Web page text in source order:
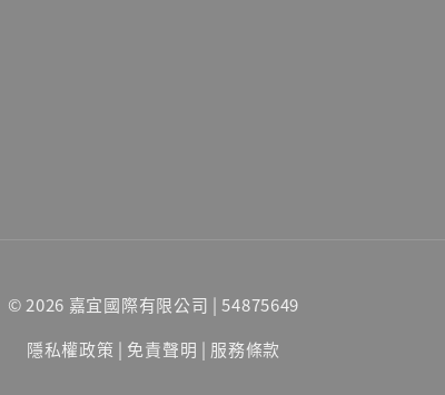
© 2026 嘉宜國際有限公司 | 54875649
隱私權政策 | 免責聲明 | 服務條款